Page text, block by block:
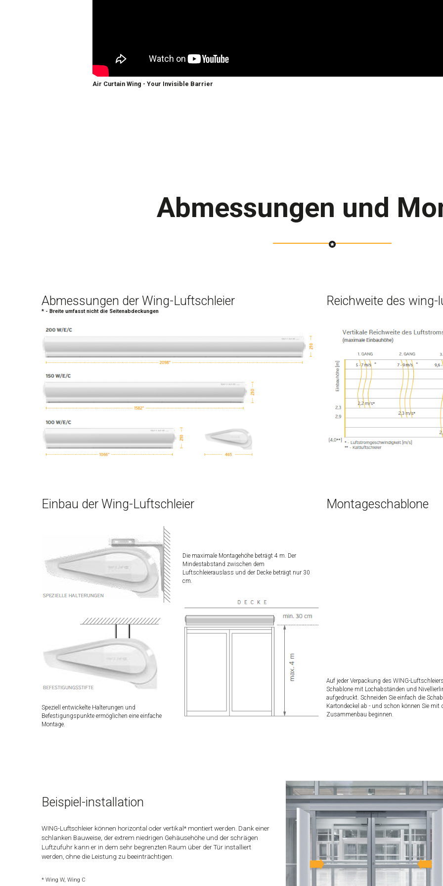
Air Curtain Wing - Your Invisible Barrier
Abmessungen und
Abmessungen der Wing-Luftschleier
* - Breite umfasst nicht die Seitenabdeckungen
Reichweite des
Einbau der Wing-Luftschleier
Speziell entwickelte Halterungen und
Befestigungspunkte ermöglichen eine einfache
Montage.
Die maximale Montagehöhe beträgt 4 m. Der
Mindestabstand zwischen dem
Luftschleierauslass und der Decke beträgt nur 30
cm.
Montageschablone
Auf jeder Verpackung des WING-
Schablone mit Lochabständen und
aufgedruckt. Schneiden Sie einfach die
Kartondeckel ab - und schon können Sie mit
Zusammenbau beginnen.
Beispiel-installation
WING-Luftschleier können horizontal oder vertikal* montiert werden. Dank einer
schlanken Bauweise, der extrem niedrigen Gehäusehöhe und der schrägen
Luftzufuhr kann er in dem sehr begrenzten Raum über der Tür installiert
werden, ohne die Leistung zu beeinträchtigen.
* Wing W, Wing C